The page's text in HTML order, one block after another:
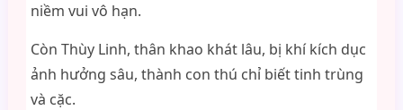
niềm vui vô hạn.
Còn Thùy Linh, thân khao khát lâu, bị khí kích dục
ảnh hưởng sâu, thành con thú chỉ biết tinh trùng
và cặc.